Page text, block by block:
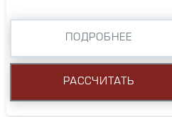
ПОДРОБНЕЕ
РАССЧИТАТЬ